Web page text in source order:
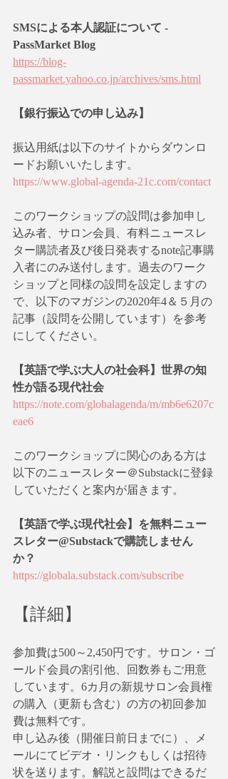
SMSによる本人認証について -
PassMarket Blog
https://blog-
passmarket.yahoo.co.jp/archives/sms.html
【銀行振込での申し込み】
振込用紙は以下のサイトからダウンロ
ードお願いいたします。
https://www.global-agenda-21c.com/contact
このワークショップの設問は参加申し
込み者、サロン会員、有料ニュースレ
ター購読者及び後日発表するnote記事購
入者にのみ送付します。過去のワーク
ショップと同様の設問を設定しますの
で、以下のマガジンの2020年4＆５月の
記事（設問を公開しています）を参考
にしてください。
【英語で学ぶ大人の社会科】世界の知
性が語る現代社会
https://note.com/globalagenda/m/mb6e6207c
eae6
このワークショップに関心のある方は
以下のニュースレター＠Substackに登録
していただくと案内が届きます。
【英語で学ぶ現代社会】を無料ニュー
スレター@Substackで購読しません
か？
https://globala.substack.com/subscribe
【詳細】
参加費は500～2,450円です。サロン・ゴ
ールド会員の割引他、回数券もご用意
しています。6カ月の新規サロン会員権
の購入（更新も含む）の方の初回参加
費は無料です。
申し込み後（開催日前日までに）、メ
ールにてビデオ・リンクもしくは招待
状を送ります。解説と設問はできるだ